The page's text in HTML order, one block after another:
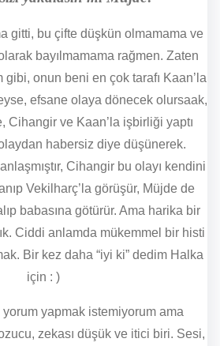
gitti, bu çifte düşkün olmamama ve
bayılmamama rağmen. Zaten
onun beni en çok tarafı Kaan’la
efsane olaya dönecek olursaak,
Cihangir ve Kaan’la işbirliği yaptı
habersiz diye düşünerek.
Cihangir bu olayı kendini
Vekilharç’la görüşür, Müjde de
babasına götürür. Ama harika bir
Ciddi anlamda mükemmel bir histi
Bir kez daha “iyi ki” dedim Halka
için : )
yorum yapmak istemiyorum ama
zekası düşük ve itici biri. Sesi,